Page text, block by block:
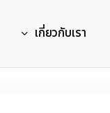
เกี่ยวกับเรา